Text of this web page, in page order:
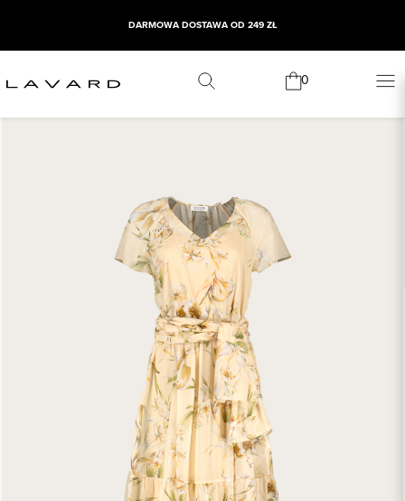
DARMOWA DOSTAWA OD 249 ZŁ
0